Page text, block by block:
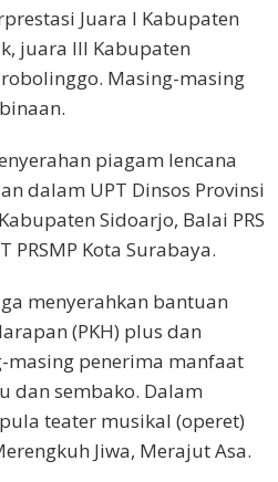
Juara I Kabupaten
juara III Kabupaten
Masing-masing
piagam lencana
dalam UPT Dinsos Provinsi
Sidoarjo, Balai PRS
PRSMP Kota Surabaya.
menyerahkan bantuan
(PKH) plus dan
penerima manfaat
dan sembako. Dalam
teater musikal (operet)
Jiwa, Merajut Asa.